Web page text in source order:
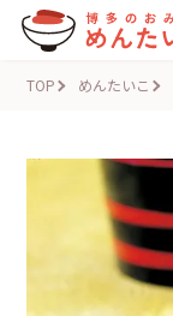
TOP めんたいこ